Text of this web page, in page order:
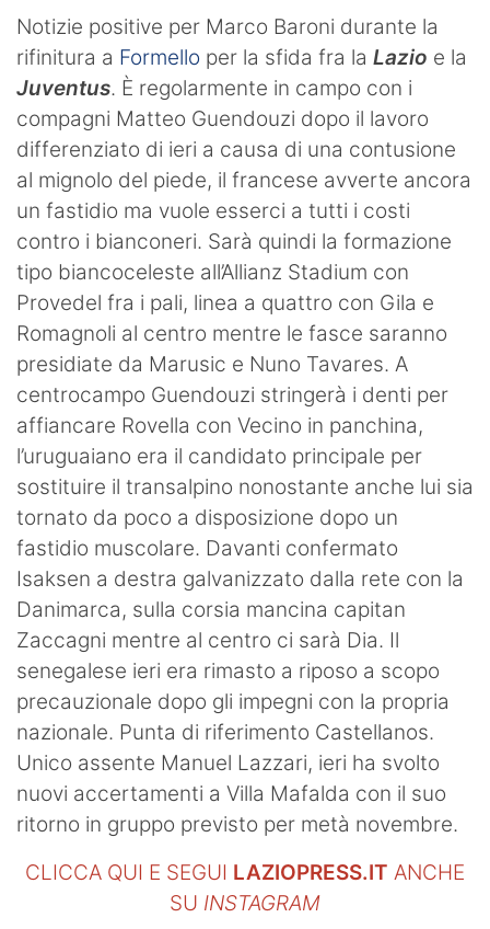
Notizie positive per Marco Baroni durante la
rifinitura a Formello per la sfida fra la Lazio e la
Juventus. È regolarmente in campo con i
compagni Matteo Guendouzi dopo il lavoro
differenziato di ieri a causa di una contusione
al mignolo del piede, il francese avverte ancora
un fastidio ma vuole esserci a tutti i costi
contro i bianconeri. Sarà quindi la formazione
tipo biancoceleste all’Allianz Stadium con
Provedel fra i pali, linea a quattro con Gila e
Romagnoli al centro mentre le fasce saranno
presidiate da Marusic e Nuno Tavares. A
centrocampo Guendouzi stringerà i denti per
affiancare Rovella con Vecino in panchina,
l’uruguaiano era il candidato principale per
sostituire il transalpino nonostante anche lui sia
tornato da poco a disposizione dopo un
fastidio muscolare. Davanti confermato
Isaksen a destra galvanizzato dalla rete con la
Danimarca, sulla corsia mancina capitan
Zaccagni mentre al centro ci sarà Dia. Il
senegalese ieri era rimasto a riposo a scopo
precauzionale dopo gli impegni con la propria
nazionale. Punta di riferimento Castellanos.
Unico assente Manuel Lazzari, ieri ha svolto
nuovi accertamenti a Villa Mafalda con il suo
ritorno in gruppo previsto per metà novembre.
CLICCA QUI E SEGUI LAZIOPRESS.IT ANCHE
SU INSTAGRAM